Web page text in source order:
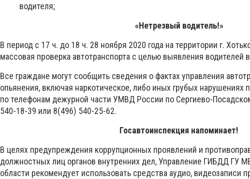
водителя;
«Нетрезвый водитель!»
В период с 17 ч. до 18 ч. 28 ноября 2020 года на территории г.
массовая проверка автотранспорта с целью выявления водителей
Все граждане могут сообщить сведения о фактах управления
опьянения, включая наркотическое, либо иных грубых нарушениях
по телефонам дежурной части УМВД России по Сергиево-
540-18-39 или 8(496) 540-25-62.
Госавтоинспекция напоминает!
В целях предупреждения коррупционных проявлений и
должностных лиц органов внутренних дел, Управление ГИБДД ГУ
области рекомендует использовать средства аудио, видеозаписи